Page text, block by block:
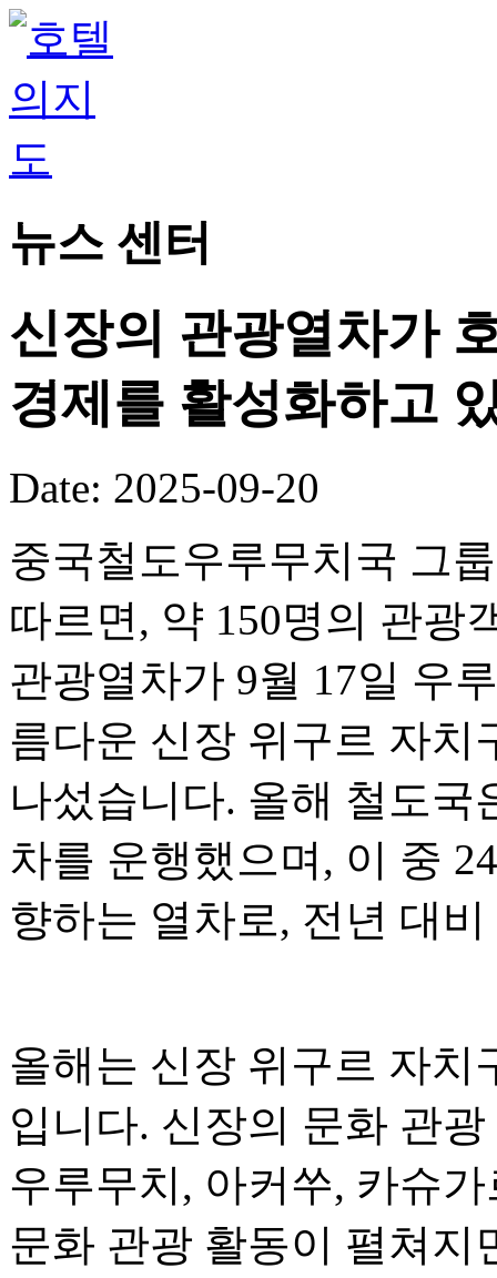
뉴스 센터
신장의 관광열차가
경제를 활성화하고
Date: 2025-09-20
중국철도우루무치국 그
따르면, 약 150명의 관광
관광열차가 9월 17일 우
름다운 신장 위구르 자치
나섰습니다. 올해 철도국
차를 운행했으며, 이 중
향하는 열차로, 전년 대
올해는 신장 위구르 자치
입니다. 신장의 문화 관
우루무치, 아커쑤, 카슈
문화 관광 활동이 펼쳐지